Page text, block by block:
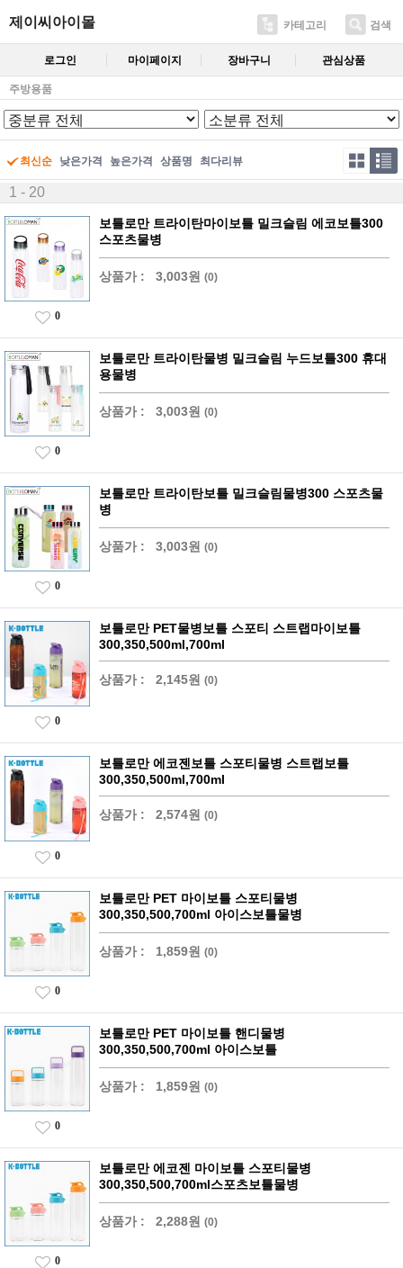
제이씨아이몰 카테고리 검색
로그인 마이페이지 장바구니 관심상품
주방용품
최신순 낮은가격 높은가격 상품명 최다리뷰
1 - 20
보틀로만 트라이탄마이보틀 밀크슬림 에코보틀300
스포츠물병
상품가 : 3,003원 (0)
0
보틀로만 트라이탄물병 밀크슬림 누드보틀300 휴대
용물병
상품가 : 3,003원 (0)
0
보틀로만 트라이탄보틀 밀크슬림물병300 스포츠물
병
상품가 : 3,003원 (0)
0
보틀로만 PET물병보틀 스포티 스트랩마이보틀
300,350,500ml,700ml
상품가 : 2,145원 (0)
0
보틀로만 에코젠보틀 스포티물병 스트랩보틀
300,350,500ml,700ml
상품가 : 2,574원 (0)
0
보틀로만 PET 마이보틀 스포티물병
300,350,500,700ml 아이스보틀물병
상품가 : 1,859원 (0)
0
보틀로만 PET 마이보틀 핸디물병
300,350,500,700ml 아이스보틀
상품가 : 1,859원 (0)
0
보틀로만 에코젠 마이보틀 스포티물병
300,350,500,700ml스포츠보틀물병
상품가 : 2,288원 (0)
0